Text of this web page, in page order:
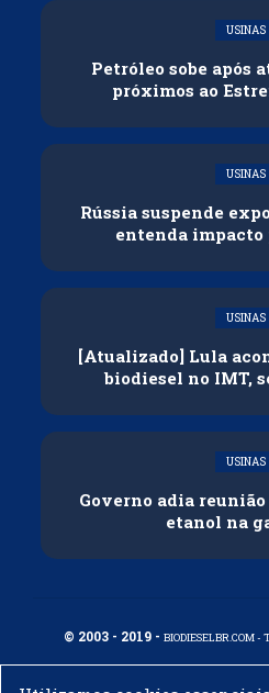
USINAS
Petróleo sobe após
próximos ao
USINAS
Rússia suspende
entenda impacto
USINAS
[Atualizado] Lula
biodiesel no IMT,
USINAS
Governo adia
etanol na
© 2003 - 2019 - BIODIESELBR.COM -